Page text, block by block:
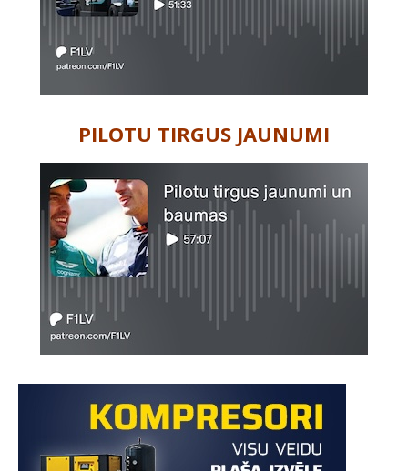
PILOTU TIRGUS JAUNUMI